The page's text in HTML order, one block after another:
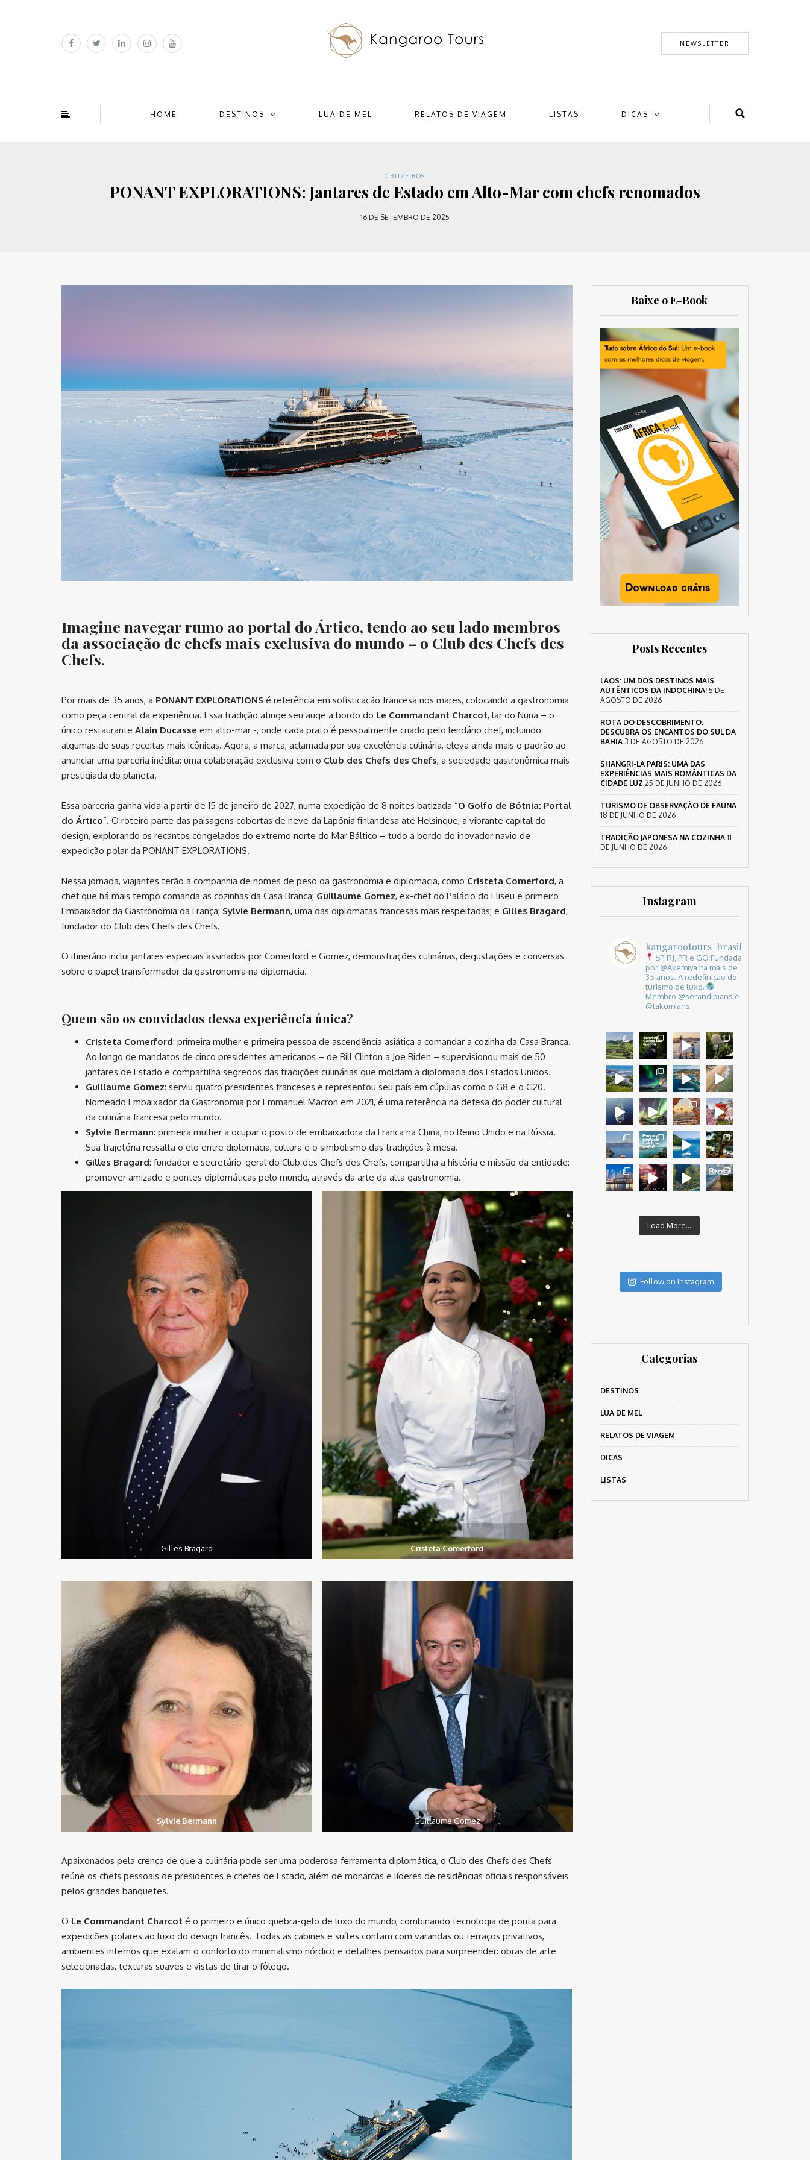
NEWSLETTER
HOME DESTINOS LUA DE MEL RELATOS DE VIAGEM LISTAS DICAS
CRUZEIROS
PONANT EXPLORATIONS: Jantares de Estado em Alto-Mar com chefs renomados
16 DE SETEMBRO DE 2025
Imagine navegar rumo ao portal do Ártico, tendo ao seu lado membros
da associação de chefs mais exclusiva do mundo – o Club des Chefs des
Chefs.
Por mais de 35 anos, a PONANT EXPLORATIONS é referência em sofisticação francesa nos mares, colocando a gastronomia
como peça central da experiência. Essa tradição atinge seu auge a bordo do Le Commandant Charcot, lar do Nuna – o
único restaurante Alain Ducasse em alto-mar -, onde cada prato é pessoalmente criado pelo lendário chef, incluindo
algumas de suas receitas mais icônicas. Agora, a marca, aclamada por sua excelência culinária, eleva ainda mais o padrão ao
anunciar uma parceria inédita: uma colaboração exclusiva com o Club des Chefs des Chefs, a sociedade gastronômica mais
prestigiada do planeta.
Essa parceria ganha vida a partir de 15 de janeiro de 2027, numa expedição de 8 noites batizada “O Golfo de Bótnia: Portal
do Ártico”. O roteiro parte das paisagens cobertas de neve da Lapônia finlandesa até Helsinque, a vibrante capital do
design, explorando os recantos congelados do extremo norte do Mar Báltico – tudo a bordo do inovador navio de
expedição polar da PONANT EXPLORATIONS.
Nessa jornada, viajantes terão a companhia de nomes de peso da gastronomia e diplomacia, como Cristeta Comerford, a
chef que há mais tempo comanda as cozinhas da Casa Branca; Guillaume Gomez, ex-chef do Palácio do Eliseu e primeiro
Embaixador da Gastronomia da França; Sylvie Bermann, uma das diplomatas francesas mais respeitadas; e Gilles Bragard,
fundador do Club des Chefs des Chefs.
O itinerário inclui jantares especiais assinados por Comerford e Gomez, demonstrações culinárias, degustações e conversas
sobre o papel transformador da gastronomia na diplomacia.
Quem são os convidados dessa experiência única?
Cristeta Comerford: primeira mulher e primeira pessoa de ascendência asiática a comandar a cozinha da Casa Branca.
Ao longo de mandatos de cinco presidentes americanos – de Bill Clinton a Joe Biden – supervisionou mais de 50
jantares de Estado e compartilha segredos das tradições culinárias que moldam a diplomacia dos Estados Unidos.
Guillaume Gomez: serviu quatro presidentes franceses e representou seu país em cúpulas como o G8 e o G20.
Nomeado Embaixador da Gastronomia por Emmanuel Macron em 2021, é uma referência na defesa do poder cultural
da culinária francesa pelo mundo.
Sylvie Bermann: primeira mulher a ocupar o posto de embaixadora da França na China, no Reino Unido e na Rússia.
Sua trajetória ressalta o elo entre diplomacia, cultura e o simbolismo das tradições à mesa.
Gilles Bragard: fundador e secretário-geral do Club des Chefs des Chefs, compartilha a história e missão da entidade:
promover amizade e pontes diplomáticas pelo mundo, através da arte da alta gastronomia.
Gilles Bragard Cristeta Comerford
Sylvie Bermann Guillaume Gomez
Apaixonados pela crença de que a culinária pode ser uma poderosa ferramenta diplomática, o Club des Chefs des Chefs
reúne os chefs pessoais de presidentes e chefes de Estado, além de monarcas e líderes de residências oficiais responsáveis
pelos grandes banquetes.
O Le Commandant Charcot é o primeiro e único quebra-gelo de luxo do mundo, combinando tecnologia de ponta para
expedições polares ao luxo do design francês. Todas as cabines e suítes contam com varandas ou terraços privativos,
ambientes internos que exalam o conforto do minimalismo nórdico e detalhes pensados para surpreender: obras de arte
selecionadas, texturas suaves e vistas de tirar o fôlego.
Baixe o E-Book
Posts Recentes
LAOS: UM DOS DESTINOS MAIS
AUTÊNTICOS DA INDOCHINA! 5 DE
AGOSTO DE 2026
ROTA DO DESCOBRIMENTO:
DESCUBRA OS ENCANTOS DO SUL DA
BAHIA 3 DE AGOSTO DE 2026
SHANGRI-LA PARIS: UMA DAS
EXPERIÊNCIAS MAIS ROMÂNTICAS DA
CIDADE LUZ 25 DE JUNHO DE 2026
TURISMO DE OBSERVAÇÃO DE FAUNA
18 DE JUNHO DE 2026
TRADIÇÃO JAPONESA NA COZINHA 11
DE JUNHO DE 2026
Instagram
kangarootours_brasil
SP, RJ, PR e GO Fundada
por @Akemiya há mais de
35 anos. A redefinição do
turismo de luxo.
Membro @serandipians e
@takumians.
Load More...
Follow on Instagram
Categorias
DESTINOS
LUA DE MEL
RELATOS DE VIAGEM
DICAS
LISTAS